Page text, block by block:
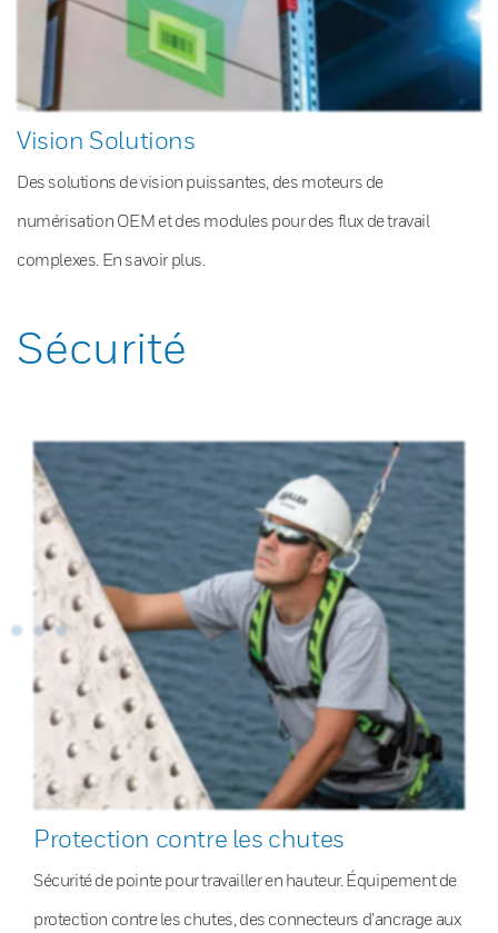
Vision Solutions
Des solutions de vision puissantes, des moteurs de
numérisation OEM et des modules pour des flux de travail
complexes. En savoir plus.
Sécurité
Protection contre les chutes
Sécurité de pointe pour travailler en hauteur. Équipement de
protection contre les chutes, des connecteurs d’ancrage aux